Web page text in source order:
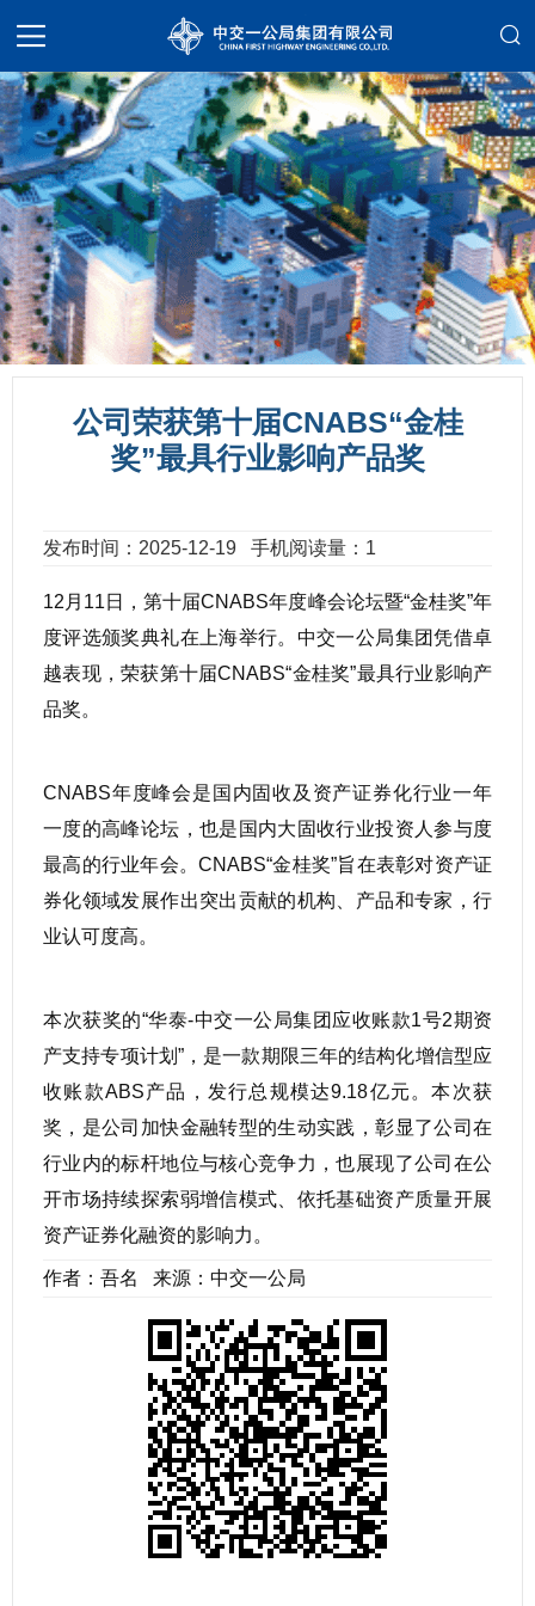
公司荣获第十届CNABS“金桂
奖”最具行业影响产品奖
发布时间：2025-12-19 手机阅读量：1
12月11日，第十届CNABS年度峰会论坛暨“金桂奖”年
度评选颁奖典礼在上海举行。中交一公局集团凭借卓
越表现，荣获第十届CNABS“金桂奖”最具行业影响产
品奖。
CNABS年度峰会是国内固收及资产证券化行业一年
一度的高峰论坛，也是国内大固收行业投资人参与度
最高的行业年会。CNABS“金桂奖”旨在表彰对资产证
券化领域发展作出突出贡献的机构、产品和专家，行
业认可度高。
本次获奖的“华泰-中交一公局集团应收账款1号2期资
产支持专项计划”，是一款期限三年的结构化增信型应
收账款ABS产品，发行总规模达9.18亿元。本次获
奖，是公司加快金融转型的生动实践，彰显了公司在
行业内的标杆地位与核心竞争力，也展现了公司在公
开市场持续探索弱增信模式、依托基础资产质量开展
资产证券化融资的影响力。
作者：吾名 来源：中交一公局